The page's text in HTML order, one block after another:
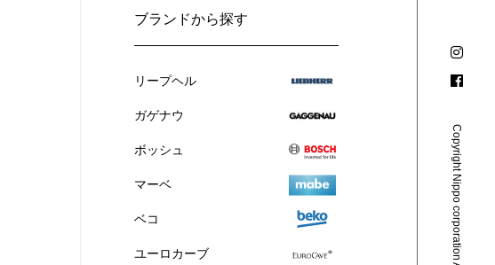
ブランドから探す
リープヘル
ガゲナウ
ボッシュ
マーベ
ベコ
ユーロカーブ